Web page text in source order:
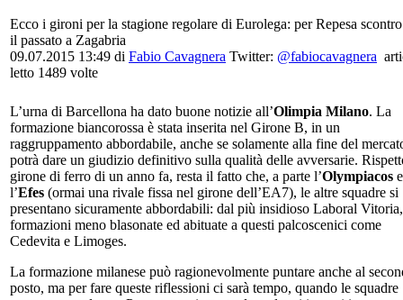
Ecco i gironi per la stagione regolare di Eurolega: per Repesa
il passato a Zagabria
09.07.2015 13:49 di Fabio Cavagnera Twitter: @fabiocavagnera
letto 1489 volte
L’urna di Barcellona ha dato buone notizie all’Olimpia Milano. La
formazione biancorossa è stata inserita nel Girone B, in un
raggruppamento abbordabile, anche se solamente alla fine del
potrà dare un giudizio definitivo sulla qualità delle avversarie.
girone di ferro di un anno fa, resta il fatto che, a parte l’Olympiacos e
l’Efes (ormai una rivale fissa nel girone dell’EA7), le altre squadre si
presentano sicuramente abbordabili: dal più insidioso Laboral
formazioni meno blasonate ed abituate a questi palcoscenici come
Cedevita e Limoges.
La formazione milanese può ragionevolmente puntare anche al
posto, ma per fare queste riflessioni ci sarà tempo, quando le squadre